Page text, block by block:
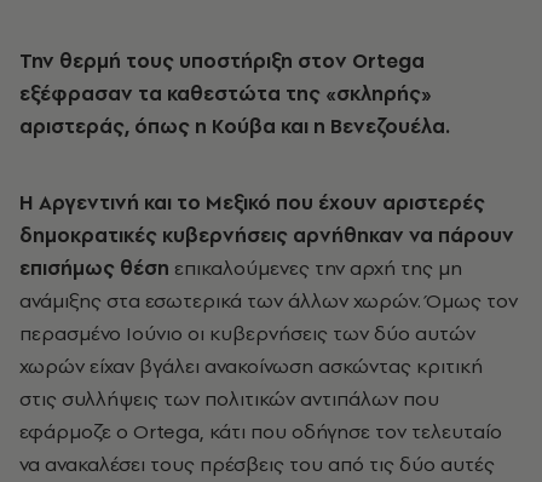
Την θερμή τους υποστήριξη στον Ortega
εξέφρασαν τα καθεστώτα της «σκληρής»
αριστεράς, όπως η Κούβα και η Βενεζουέλα.
Η Αργεντινή και το Μεξικό που έχουν αριστερές
δημοκρατικές κυβερνήσεις αρνήθηκαν να πάρουν
επισήμως θέση επικαλούμενες την αρχή της μη
ανάμιξης στα εσωτερικά των άλλων χωρών. Όμως τον
περασμένο Ιούνιο οι κυβερνήσεις των δύο αυτών
χωρών είχαν βγάλει ανακοίνωση ασκώντας κριτική
στις συλλήψεις των πολιτικών αντιπάλων που
εφάρμοζε ο Οrtega, κάτι που οδήγησε τον τελευταίο
να ανακαλέσει τους πρέσβεις του από τις δύο αυτές